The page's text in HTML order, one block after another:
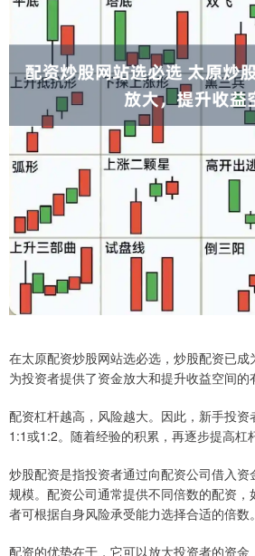
在太原配资炒股网站选必选，炒股配资已成
为投资者提供了资金放大和提升收益空间的
配资杠杆越高，风险越大。因此，新手投
1:1或1:2。随着经验的积累，再逐步提高杠
炒股配资是指投资者通过向配资公司借入
规模。配资公司通常提供不同倍数的配资
者可根据自身风险承受能力选择合适的倍数。
配资的优势在于，它可以放大投资者的资